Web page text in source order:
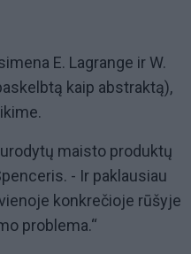
E. Lagrange ir W.
kaip abstraktą),
maisto produktų
- Ir paklausiau
konkrečioje rūšyje
problema.“